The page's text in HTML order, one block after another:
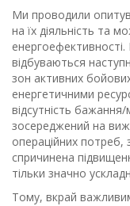
Ми проводили
на їх діяльність та
відбуваються
зон активних
енергетичними
відсутність
зосереджений на
операційних потреб,
спричинена
тільки значно
Тому, вкрай